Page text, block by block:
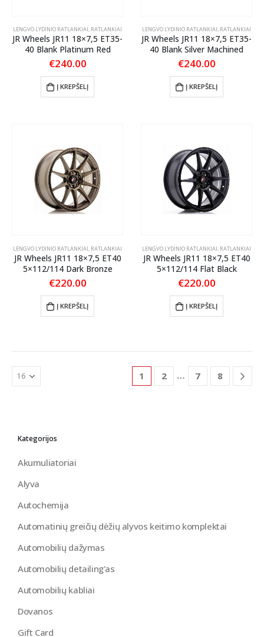
LENGVO LYDINIO RATLANKIAI, RATLANKIAI
JR Wheels JR11 18×7,5 ET35-
40 Blank Platinum Red
€240.00
Į KREPŠELĮ
LENGVO LYDINIO RATLANKIAI, RATLANKIAI
JR Wheels JR11 18×7,5 ET35-
40 Blank Silver Machined
€240.00
Į KREPŠELĮ
LENGVO LYDINIO RATLANKIAI, RATLANKIAI
JR Wheels JR11 18×7,5 ET40
5×112/114 Dark Bronze
€220.00
Į KREPŠELĮ
LENGVO LYDINIO RATLANKIAI, RATLANKIAI
JR Wheels JR11 18×7,5 ET40
5×112/114 Flat Black
€220.00
Į KREPŠELĮ
1 2 … 7 8
Kategorijos
Akumuliatoriai
Alyva
Autochemija
Automatinių greičių dėžių alyvos keitimo komplektai
Automobilių dažymas
Automobilių detailing'as
Automobilių kabliai
Dovanos
Gift Card